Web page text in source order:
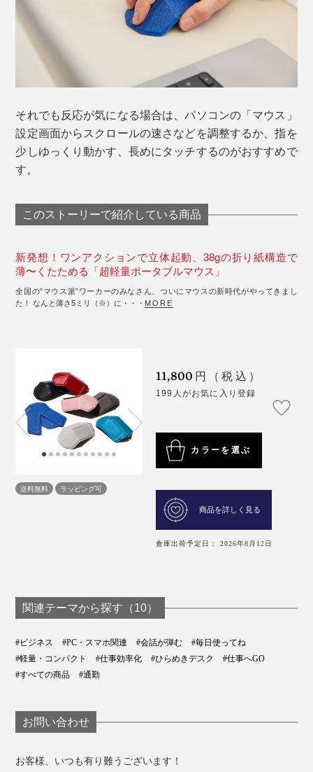
それでも反応が気になる場合は、パソコンの「マウス」
設定画面からスクロールの速さなどを調整するか、指を
少しゆっくり動かす、長めにタッチするのがおすすめで
す。
このストーリーで紹介している商品
新発想！ワンアクションで立体起動、38gの折り紙構造で
薄〜くたためる「超軽量ポータブルマウス」
全国の“マウス派”ワーカーのみなさん、ついにマウスの新時代がやってきまし
た！ なんと薄さ5ミリ（※）に・・・ MORE
送料無料 ラッピング可
11,800 円（税込）
199人がお気に入り登録
カラーを選ぶ
商品を詳しく見る
倉庫出荷予定日： 2026年8月12日
関連テーマから探す（10）
#ビジネス #PC・スマホ関連 #会話が弾む
#毎日使ってね
#軽量・コンパクト
#仕事効率化 #ひらめきデスク
#仕事へGO
#すべての商品
#通勤
お問い合わせ
お客様、いつも有り難うございます！